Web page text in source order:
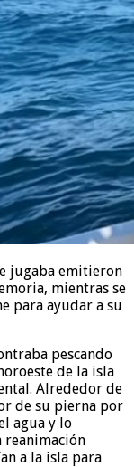
jugaba emitieron
mientras se
para ayudar a su
pescando
de la isla
Alrededor de
de su pierna por
agua y lo
reanimación
a la isla para